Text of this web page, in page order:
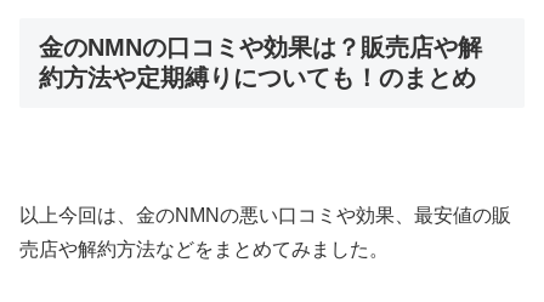
金のNMNの口コミや効果は？販売店や解
約方法や定期縛りについても！のまとめ
以上今回は、金のNMNの悪い口コミや効果、最安値の販
売店や解約方法などをまとめてみました。